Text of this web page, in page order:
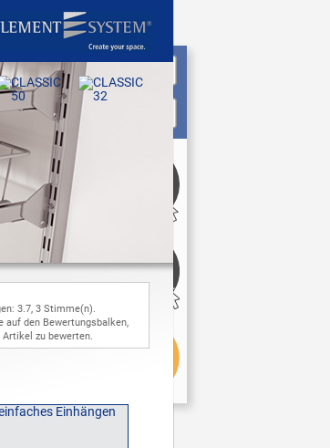
3.7, 3 Stimme(n).
auf den Bewertungsbalken,
zu bewerten.